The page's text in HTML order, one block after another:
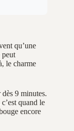
qu’une
peut
le charme
9 minutes.
quand le
encore